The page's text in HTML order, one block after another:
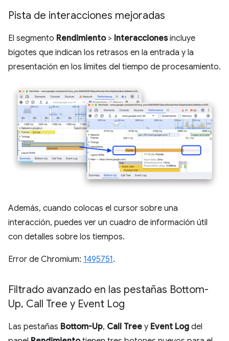
Pista de interacciones mejoradas
El segmento Rendimiento> Interaccionesincluye
bigotes que indican los retrasos en la entrada y la
presentación en los límites del tiempo de procesamiento.
Además, cuando colocas el cursor sobre una
interacción, puedes ver un cuadro de información útil
con detalles sobre los tiempos.
Error de Chromium: 1495751.
Filtrado avanzado en las pestañas Bottom-
Up, Call Tree y Event Log
Las pestañas Bottom-Up, Call Tree y Event Log del